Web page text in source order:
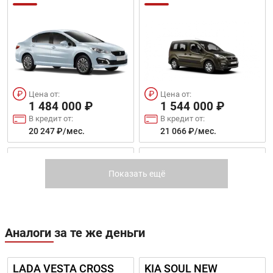
Цена от:
1 484 000 ₽
В кредит от:
20 247 ₽/мес.
Цена от:
1 544 000 ₽
В кредит от:
21 066 ₽/мес.
2008
Цена от:
2 069 000 ₽
Показать ещё
Аналоги за те же деньги
LADA VESTA CROSS KIA SOUL NEW